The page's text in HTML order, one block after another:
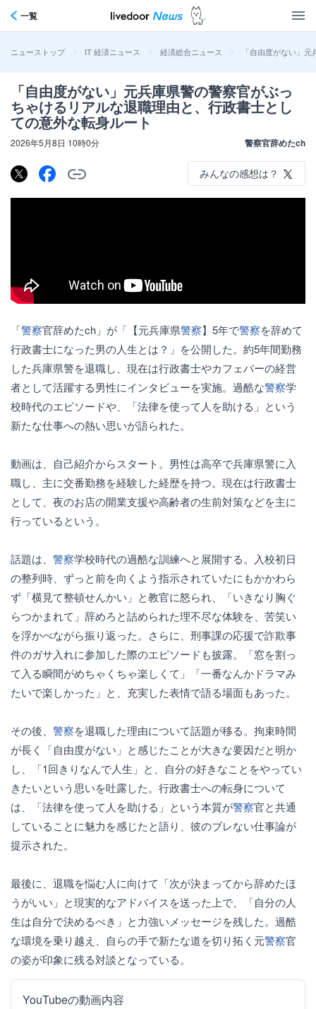
一覧
ニューストップ > IT 経済ニュース > 経済総合ニュース > 「自由度がない」
「自由度がない」元兵庫県警の警察官がぶっ
ちゃけるリアルな退職理由と、行政書士とし
ての意外な転身ルート
2026年5月8日 10時0分 警察官辞めたch
みんなの感想は？
「警察官辞めたch」が「【元兵庫県警察】5年で警察を辞めて
行政書士になった男の人生とは？」を公開した。約5年間勤務
した兵庫県警を退職し、現在は行政書士やカフェバーの経営
者として活躍する男性にインタビューを実施。過酷な警察学
校時代のエピソードや、「法律を使って人を助ける」という
新たな仕事への熱い思いが語られた。
動画は、自己紹介からスタート。男性は高卒で兵庫県警に入
職し、主に交番勤務を経験した経歴を持つ。現在は行政書士
として、夜のお店の開業支援や高齢者の生前対策などを主に
行っているという。
話題は、 警察学校時代の過酷な訓練へと展開する。入校初日
の整列時、ずっと前を向くよう指示されていたにもかかわら
ず「横見て整頓せんかい」と教官に怒られ、「いきなり胸ぐ
らつかまれて」辞めろと詰められた理不尽な体験を、苦笑い
を浮かべながら振り返った。さらに、刑事課の応援で詐欺事
件のガサ入れに参加した際のエピソードも披露。「窓を割っ
て入る瞬間がめちゃくちゃ楽しくて」「一番なんかドラマみ
たいで楽しかった」と、充実した表情で語る場面もあった。
その後、 警察を退職した理由について話題が移る。拘束時間
が長く「自由度がない」と感じたことが大きな要因だと明か
し、「1回きりなんで人生」と、自分の好きなことをやってい
きたいという思いを吐露した。行政書士への転身について
は、「法律を使って人を助ける」という本質が警察官と共通
していることに魅力を感じたと語り、彼のブレない仕事論が
提示された。
最後に、退職を悩む人に向けて「次が決まってから辞めたほ
うがいい」と現実的なアドバイスを送った上で、「自分の人
生は自分で決めるべき」と力強いメッセージを残した。過酷
な環境を乗り越え、自らの手で新たな道を切り拓く元警察官
の姿が印象に残る対談となっている。
YouTubeの動画内容